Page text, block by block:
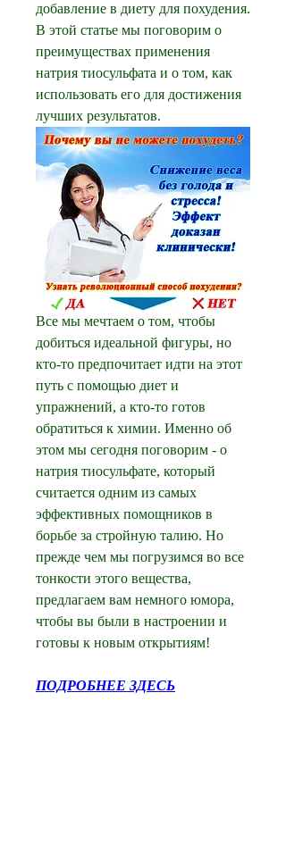
добавление в диету для похудения.
В этой статье мы поговорим о
преимуществах применения
натрия тиосульфата и о том, как
использовать его для достижения
лучших результатов.
Все мы мечтаем о том, чтобы
добиться идеальной фигуры, но
кто-то предпочитает идти на этот
путь с помощью диет и
упражнений, а кто-то готов
обратиться к химии. Именно об
этом мы сегодня поговорим - о
натрия тиосульфате, который
считается одним из самых
эффективных помощников в
борьбе за стройную талию. Но
прежде чем мы погрузимся во все
тонкости этого вещества,
предлагаем вам немного юмора,
чтобы вы были в настроении и
готовы к новым открытиям!
ПОДРОБНЕЕ ЗДЕСЬ